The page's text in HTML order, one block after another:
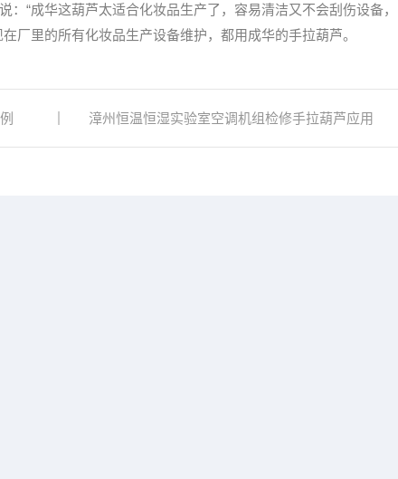
“成华这葫芦太适合化妆品生产了，容易清洁又不会刮伤设备，
厂里的所有化妆品生产设备维护，都用成华的手拉葫芦。
漳州恒温恒湿实验室空调机组检修手拉葫芦应用